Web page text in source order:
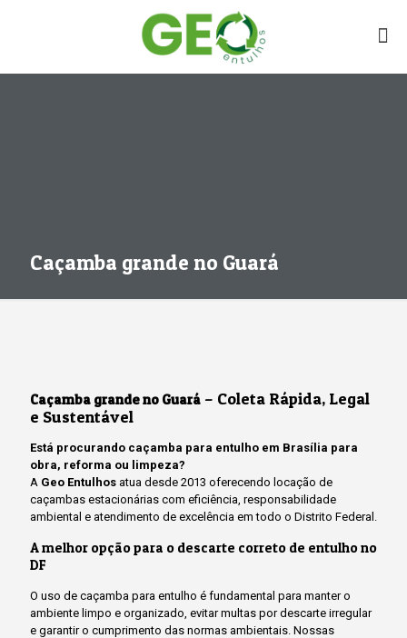
Caçamba grande no Guará
Caçamba grande no Guará – Coleta Rápida, Legal
e Sustentável
Está procurando caçamba para entulho em Brasília para
obra, reforma ou limpeza?
A Geo Entulhos atua desde 2013 oferecendo locação de
caçambas estacionárias com eficiência, responsabilidade
ambiental e atendimento de excelência em todo o Distrito Federal.
A melhor opção para o descarte correto de entulho no
DF
O uso de caçamba para entulho é fundamental para manter o
ambiente limpo e organizado, evitar multas por descarte irregular
e garantir o cumprimento das normas ambientais. Nossas